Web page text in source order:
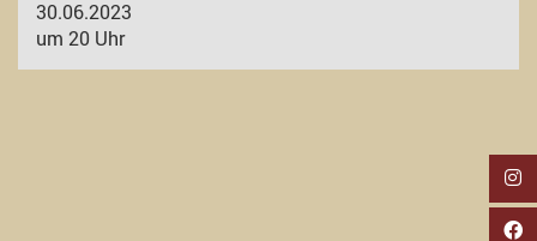
30.06.2023
um 20 Uhr